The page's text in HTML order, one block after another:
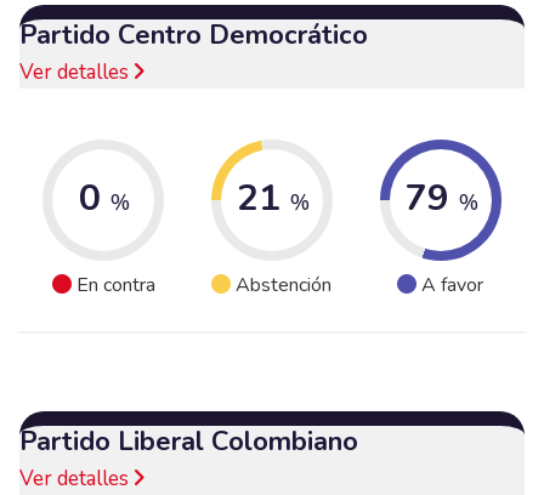
Partido Centro Democrático
Ver detalles
0 %
En contra
21 %
Abstención
79 %
A favor
Partido Liberal Colombiano
Ver detalles